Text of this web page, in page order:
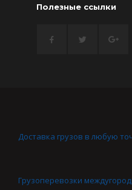
Полезные ссылки
Доставка грузов в любую
Грузоперевозки